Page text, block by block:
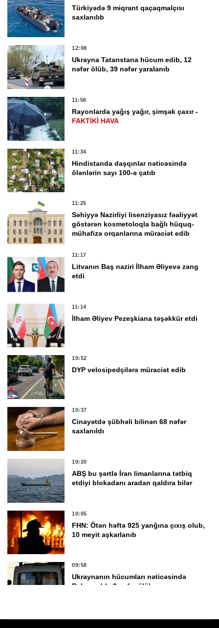
Türkiyədə 9 miqrant qaçaqmalçısı
saxlanılıb
12:08
Ukrayna Tatarıstana hücum edib, 12
nəfər ölüb, 39 nəfər yaralanıb
11:56
Rayonlarda yağış yağır, şimşək çaxır -
FAKTİKİ HAVA
11:34
Hindistanda daşqınlar nəticəsində
ölənlərin sayı 100-ə çatıb
11:25
Səhiyyə Nazirliyi lisenziyasız fəaliyyət
göstərən kosmetoloqla bağlı hüquq-
mühafizə orqanlarına müraciət edib
11:17
Litvanın Baş naziri İlham Əliyevə zəng
etdi
11:14
İlham Əliyev Pezeşkiana təşəkkür etdi
10:52
DYP velosipedçilərə müraciət edib
10:37
Cinayətdə şübhəli bilinən 68 nəfər
saxlanıldı
10:20
ABŞ bu şərtlə İran limanlarına tətbiq
etdiyi blokadanı aradan qaldıra bilər
10:05
FHN: Ötən həftə 925 yanğına çıxış olub,
10 meyit aşkarlanıb
09:58
Ukraynanın hücumları nəticəsində
Belqorodda 9 nəfər ölüb